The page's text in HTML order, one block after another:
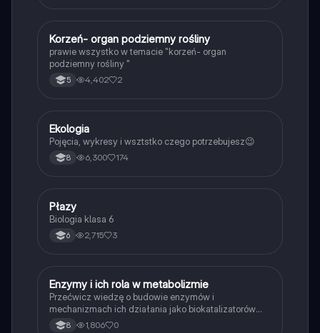
KBiologia
Korzeń- organ podziemny rośliny
prawie wszystko w temacie "korzeń- organ
podziemny rośliny "
5 4,402 2
Biologia
Ekologia
Pojęcia, wykresy i wsztstko czego potrzebujesz😉
8 6,300 174
PBiologia
Płazy
Biologia klasa 6
6 2,715 3
EBiologia
Enzymy i ich rola w metabolizmie
Przećwicz wiedzę o budowie enzymów i
mechanizmach ich działania jako biokatalizatorów
przyspieszających reakcje.
8 1,806 0